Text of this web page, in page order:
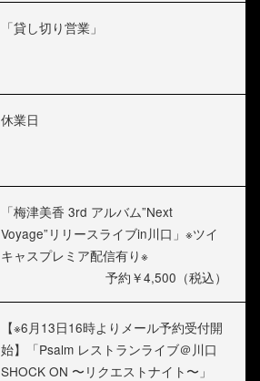
「貸し切り営業」
休業日
「梅津美香 3rd アルバム”Next
Voyage”リリースライブin川口」※ツイ
キャスプレミア配信有り※
予約￥4,500（税込）
【※6月13日16時よりメール予約受付開
始】「Psalm レストランライブ＠川口
SHOCK ON 〜リクエストナイト〜」